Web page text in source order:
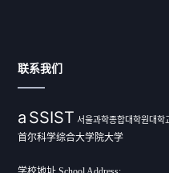
联系我们
a SSIST 서울과학종합대학원대학
首尔科学综合大学院大学